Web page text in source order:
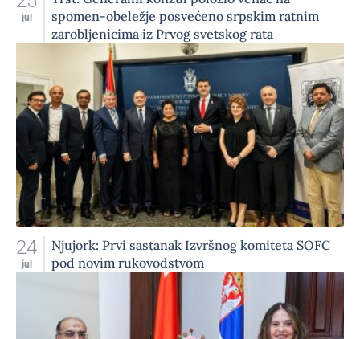
jul
spomen-obeležje posvećeno srpskim ratnim
zarobljenicima iz Prvog svetskog rata
24
jul
Njujork: Prvi sastanak Izvršnog komiteta SOFC
pod novim rukovodstvom